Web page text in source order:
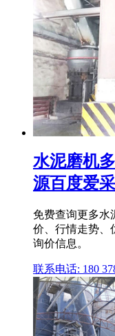
水泥磨机
源百度爱
免费查询更多水
价、行情走势、
询价信息。
联系电话: 180